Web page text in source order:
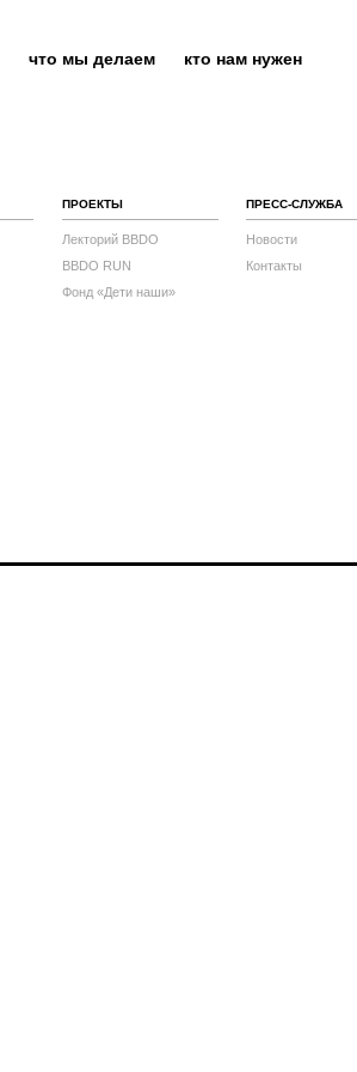
что мы делаем кто нам нужен
ПРОЕКТЫ
Лекторий BBDO
BBDO RUN
Фонд «Дети наши»
ПРЕСС-СЛУЖБА
Новости
Контакты